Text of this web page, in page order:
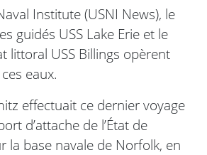
Institute (USNI News), le
guidés USS Lake Erie et le
littoral USS Billings opèrent
eaux.
effectuait ce dernier voyage
d’attache de l’État de
la base navale de Norfolk, en